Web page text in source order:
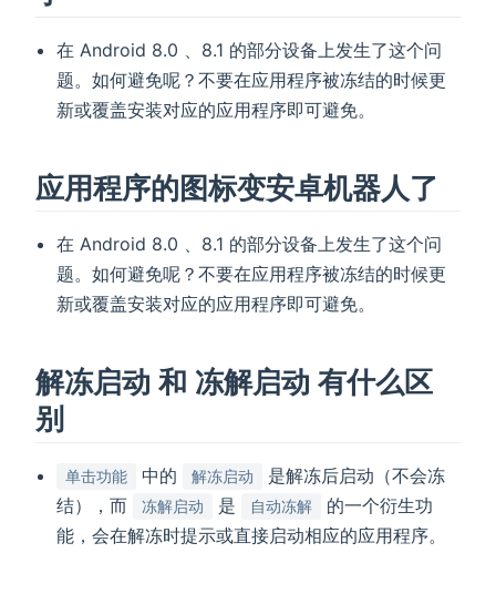
在 Android 8.0 、8.1 的部分设备上发生了这个问
题。如何避免呢？不要在应用程序被冻结的时候更
新或覆盖安装对应的应用程序即可避免。
应用程序的图标变安卓机器人了
在 Android 8.0 、8.1 的部分设备上发生了这个问
题。如何避免呢？不要在应用程序被冻结的时候更
新或覆盖安装对应的应用程序即可避免。
解冻启动 和 冻解启动 有什么区
别
单击功能 中的 解冻启动
是解冻后启动（不会冻
结），而
冻解启动 是 自动冻解
的一个衍生功
能，会在解冻时提示或直接启动相应的应用程序。